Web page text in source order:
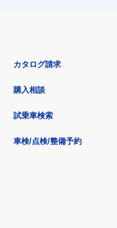
カタログ請求
購入相談
試乗車検索
車検/点検/整備予約